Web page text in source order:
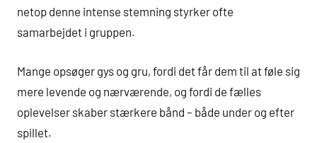
netop denne intense stemning styrker ofte
samarbejdet i gruppen.
Mange opsøger gys og gru, fordi det får dem til at føle sig
mere levende og nærværende, og fordi de fælles
oplevelser skaber stærkere bånd – både under og efter
spillet.